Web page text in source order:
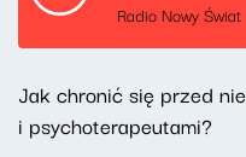
Radio Nowy Świat
Jak chronić się przed
i psychoterapeutami?